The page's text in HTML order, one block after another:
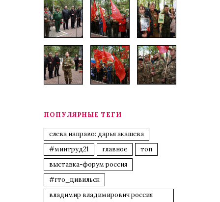
ПОПУЛЯРНЫЕ ТЕГИ
слева направо: дарья акашева
#минтруд21
главное
топ
выставка-форум россия
#гто_цивильск
владимир владимирович россия